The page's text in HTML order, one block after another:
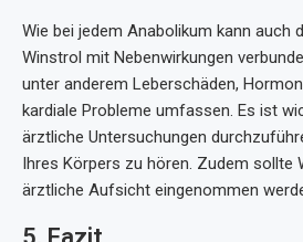
Wie bei jedem Anabolikum kann auch
Winstrol mit Nebenwirkungen
unter anderem Leberschäden,
kardiale Probleme umfassen. Es ist
ärztliche Untersuchungen
Ihres Körpers zu hören. Zudem sollte
ärztliche Aufsicht eingenommen